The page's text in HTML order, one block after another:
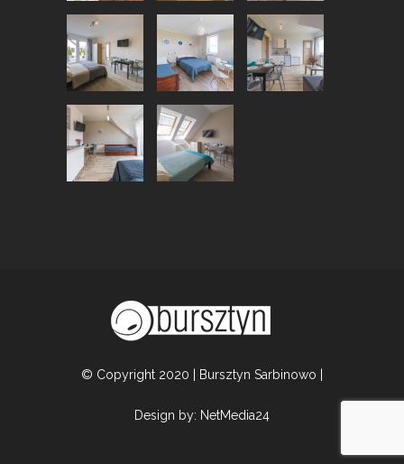
© Copyright 2020 | Bursztyn Sarbinowo |
Design by: NetMedia24